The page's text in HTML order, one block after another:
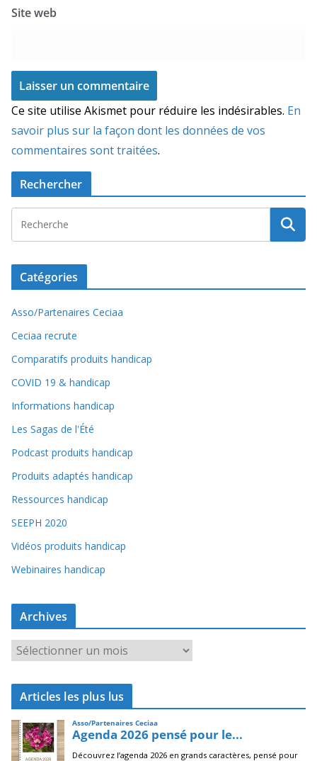
Site web
Ce site utilise Akismet pour réduire les indésirables. En
savoir plus sur la façon dont les données de vos
commentaires sont traitées.
Rechercher
Catégories
Asso/Partenaires Ceciaa
Ceciaa recrute
Comparatifs produits handicap
COVID 19 & handicap
Informations handicap
Les Sagas de l'Été
Podcast produits handicap
Produits adaptés handicap
Ressources handicap
SEEPH 2020
Vidéos produits handicap
Webinaires handicap
Archives
r
c
i
v
e
Articles les plus lus